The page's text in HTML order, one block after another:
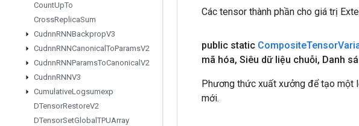
CountUpTo
CrossReplicaSum
CudnnRNNBackpropV3
CudnnRNNCanonical ToParamsV2
CudnnRNNParamsToCanonical V2
CudnnRNNV3
CumulativeLogsumexp
DTensorRestoreV2
DTensorSetGlobal TPUArray
Các tensor thành phần cho giá trị
public static CompositeTensor
mã hóa, Siêu dữ liệu chuỗi, Danh
Phương thức xuất xưởng để tạo một
mới.